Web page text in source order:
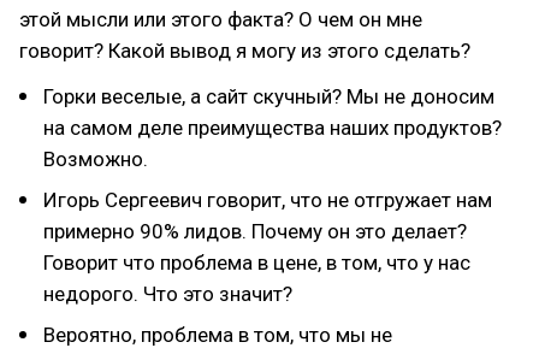
этой мысли или этого факта? О чем он мне
говорит? Какой вывод я могу из этого сделать?
Горки веселые, а сайт скучный? Мы не доносим
на самом деле преимущества наших продуктов?
Возможно.
Игорь Сергеевич говорит, что не отгружает нам
примерно 90% лидов. Почему он это делает?
Говорит что проблема в цене, в том, что у нас
недорого. Что это значит?
Вероятно, проблема в том, что мы не